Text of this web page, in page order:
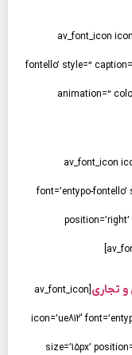
[av_font_icon
fontello’ style=”
animation=”
[av_font_icon
font=’entypo-fontello’
position=’right’
و تجاری [av_font_icon
icon=’ue812′
size=’15px’